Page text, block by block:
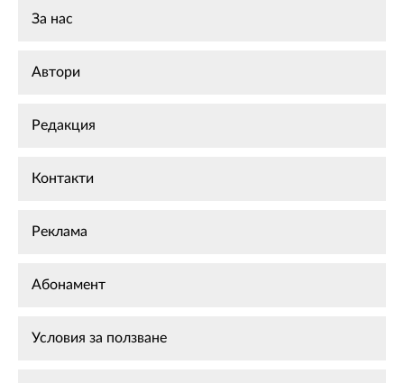
За нас
Автори
Редакция
Контакти
Реклама
Абонамент
Условия за ползване